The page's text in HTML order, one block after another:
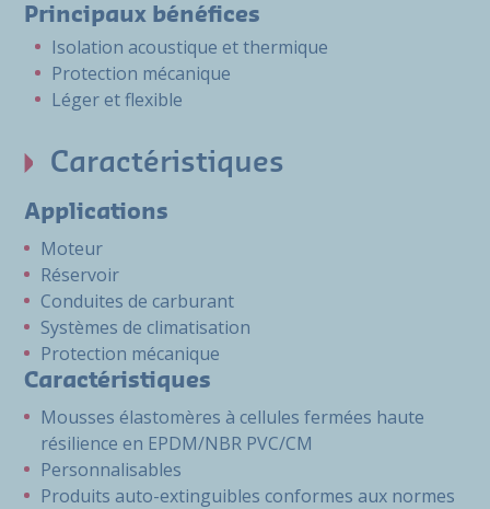
Principaux bénéfices
Isolation acoustique et thermique
Protection mécanique
Léger et flexible
Caractéristiques
Applications
Moteur
Réservoir
Conduites de carburant
Systèmes de climatisation
Protection mécanique
Caractéristiques
Mousses élastomères à cellules fermées haute
résilience en EPDM/NBR PVC/CM
Personnalisables
Produits auto-extinguibles conformes aux normes